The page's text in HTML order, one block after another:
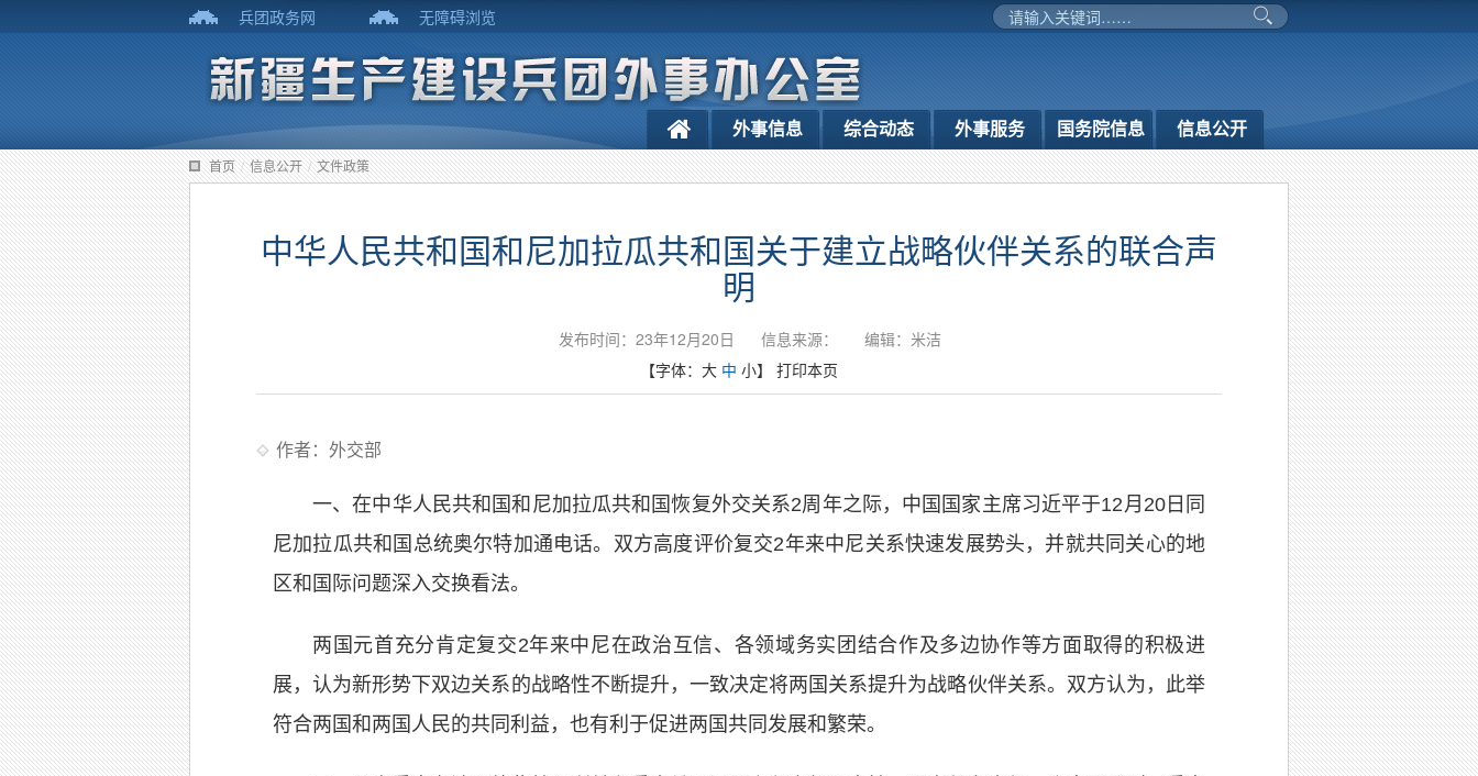
兵团政务网 无障碍浏览
外事信息 综合动态 外事服务 国务院信息 信息公开
首页 / 信息公开 / 文件政策
中华人民共和国和尼加拉瓜共和国关于建立战略伙伴关系的联合声
明
发布时间：23年12月20日 信息来源：
编辑：米洁
【字体： 大 中 小】 打印本页
作者：外交部
一、在中华人民共和国和尼加拉瓜共和国恢复外交关系2周年之际，中国国家主席习近平于12月20日同
尼加拉瓜共和国总统奥尔特加通电话。双方高度评价复交2年来中尼关系快速发展势头，并就共同关心的地
区和国际问题深入交换看法。
两国元首充分肯定复交2年来中尼在政治互信、各领域务实团结合作及多边协作等方面取得的积极进
展，认为新形势下双边关系的战略性不断提升，一致决定将两国关系提升为战略伙伴关系。双方认为，此举
符合两国和两国人民的共同利益，也有利于促进两国共同发展和繁荣。